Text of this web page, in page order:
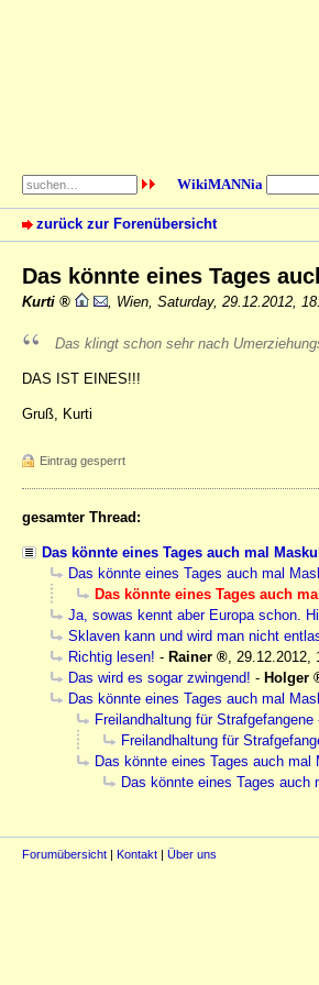
WikiMANNia
zurück zur Forenübersicht
Das könnte eines Tages
Kurti Wien Saturday, 29.12.2012,
Das klingt schon sehr nach
DAS IST EINES!!!
Gruß, Kurti
Eintrag gesperrt
gesamter Thread:
Das könnte eines Tages auch mal
Das könnte eines Tages auch mal
Das könnte eines Tages auch
Ja, sowas kennt aber Europa schon.
Sklaven kann und wird man nicht
Richtig lesen! - Rainer , 29.12.2012,
Das wird es sogar zwingend! - Holger
Das könnte eines Tages auch mal
Freilandhaltung für Strafgefangene
Freilandhaltung für
Das könnte eines Tages auch mal
Das könnte eines Tages auch
Forumübersicht | Kontakt | Über uns